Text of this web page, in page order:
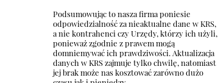
Podsumowując to nasza firma poniesie
odpowiedzialność za nieaktualne dane w KRS,
a nie kontrahenci czy Urzędy, którzy ich użyli,
ponieważ zgodnie z prawem mogą
domniemywać ich prawdziwości. Aktualizacja
danych w KRS zajmuje tylko chwilę, natomiast
jej brak może nas kosztować zarówno dużo